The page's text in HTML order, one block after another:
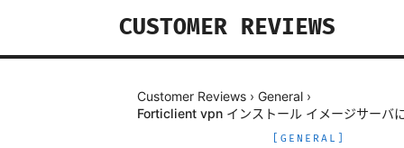
CUSTOMER REVIEWS
Customer Reviews › General ›
Forticlient vpn インストール イメージサーバ
GENERAL